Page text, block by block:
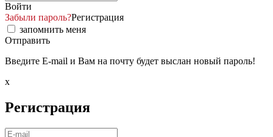
Войти
Забыли пароль?Регистрация
запомнить меня
Отправить
Введите E-mail и Вам на почту будет выслан новый пароль!
x
Регистрация